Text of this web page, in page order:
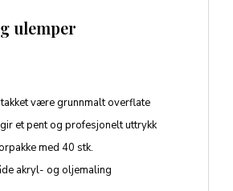
ulemper
være grunnmalt overflate
et pent og profesjonelt uttrykk
med 40 stk.
akryl- og oljemaling